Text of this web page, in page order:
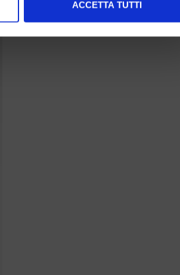
caratteristiche specifiche (impronte
nella
cookie.
dei social media e per analizzare il
sito con i nostri partner che si occupano
altre informazioni che ha fornito loro o
ACCETTA TUTTI